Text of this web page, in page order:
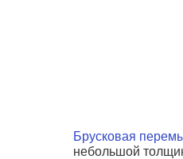
Брусковая
небольшой